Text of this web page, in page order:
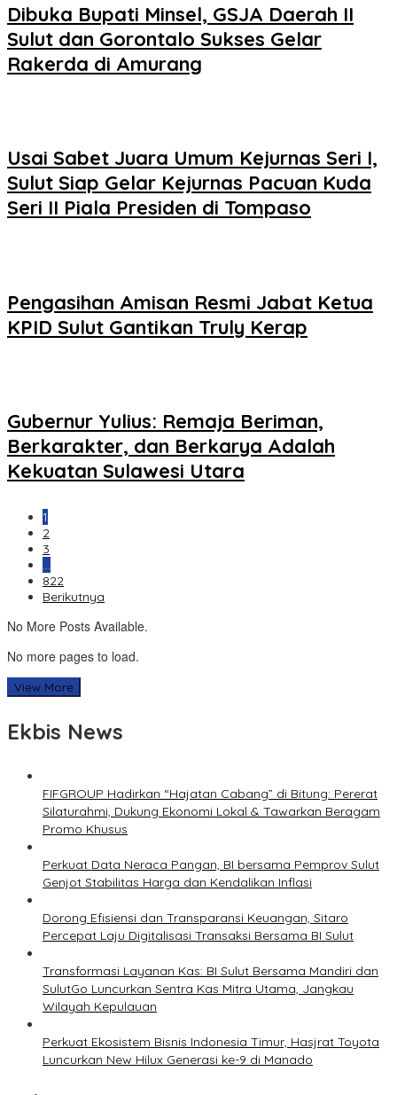
Dibuka Bupati Minsel, GSJA Daerah II
Sulut dan Gorontalo Sukses Gelar
Rakerda di Amurang
Usai Sabet Juara Umum Kejurnas Seri I,
Sulut Siap Gelar Kejurnas Pacuan Kuda
Seri II Piala Presiden di Tompaso
Pengasihan Amisan Resmi Jabat Ketua
KPID Sulut Gantikan Truly Kerap
Gubernur Yulius: Remaja Beriman,
Berkarakter, dan Berkarya Adalah
Kekuatan Sulawesi Utara
1
2
3
…
822
Berikutnya
No More Posts Available.
No more pages to load.
View More
Ekbis News
FIFGROUP Hadirkan “Hajatan Cabang” di Bitung: Pererat
Silaturahmi, Dukung Ekonomi Lokal & Tawarkan Beragam
Promo Khusus
Perkuat Data Neraca Pangan, BI bersama Pemprov Sulut
Genjot Stabilitas Harga dan Kendalikan Inflasi
Dorong Efisiensi dan Transparansi Keuangan, Sitaro
Percepat Laju Digitalisasi Transaksi Bersama BI Sulut
Transformasi Layanan Kas: BI Sulut Bersama Mandiri dan
SulutGo Luncurkan Sentra Kas Mitra Utama, Jangkau
Wilayah Kepulauan
Perkuat Ekosistem Bisnis Indonesia Timur, Hasjrat Toyota
Luncurkan New Hilux Generasi ke-9 di Manado